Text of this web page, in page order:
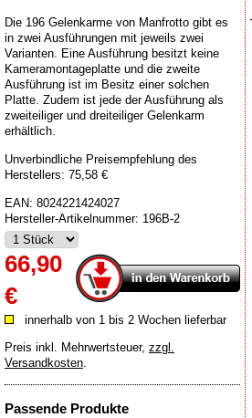
Die 196 Gelenkarme von Manfrotto gibt es
in zwei Ausführungen mit jeweils zwei
Varianten. Eine Ausführung besitzt keine
Kameramontageplatte und die zweite
Ausführung ist im Besitz einer solchen
Platte. Zudem ist jede der Ausführung als
zweiteiliger und dreiteiliger Gelenkarm
erhältlich.
Unverbindliche Preisempfehlung des
Herstellers: 75,58 €
EAN: 8024221424027
Hersteller-Artikelnummer: 196B-2
66,90
€
innerhalb von 1 bis 2 Wochen lieferbar
Preis inkl. Mehrwertsteuer, zzgl.
Versandkosten
Passende Produkte